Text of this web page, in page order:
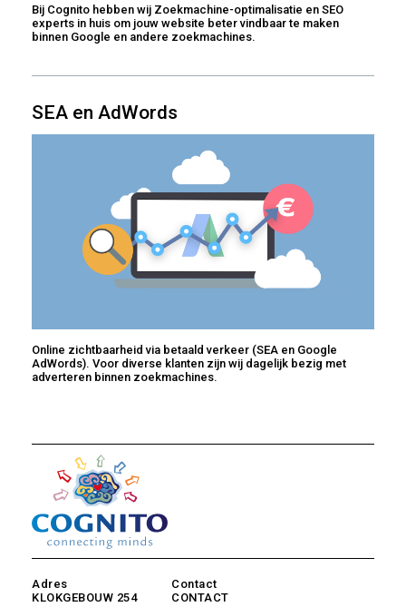
Bij Cognito hebben wij Zoekmachine-optimalisatie en SEO
experts in huis om jouw website beter vindbaar te maken
binnen Google en andere zoekmachines.
SEA en AdWords
Online zichtbaarheid via betaald verkeer (SEA en Google
AdWords). Voor diverse klanten zijn wij dagelijk bezig met
adverteren binnen zoekmachines.
Adres
KLOKGEBOUW 254
Contact
CONTACT